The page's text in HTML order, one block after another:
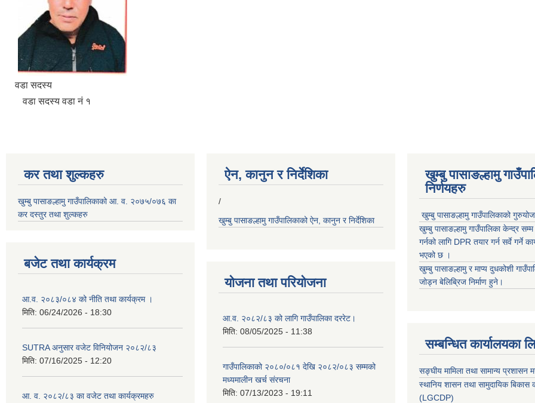
वडा सदस्य
वडा सदस्य वडा नं १
कर तथा शुल्कहरु
खुम्बु पासाङल्हामु गाउँपालिकाको आ. व. २०७५/०७६ का
कर दस्तुर तथा शुल्कहरु
बजेट तथा कार्यक्रम
आ.व. २०८३/०८४ को नीति तथा कार्यक्रम ।
मिति: 06/24/2026 - 18:30
SUTRA अनुसार वजेट विनियोजन २०८२/८३
मिति: 07/16/2025 - 12:20
आ. व. २०८२/८३ का वजेट तथा कार्यक्रमहरु
ऐन, कानुन र निर्देशिका
/
खुम्बु पासाङल्हामु गाउँपालिकाको ऐन, कानुन र निर्देशिका
योजना तथा परियोजना
आ.व. २०८२/८३ को लागि गाउँपालिका दररेट।
मिति: 08/05/2025 - 11:38
गाउँपालिकाको २०८०/०८१ देखि २०८२/०८३ सम्मको
मध्यमालीन खर्च संरचना
मिति: 07/13/2023 - 19:11
खुम्बु पासाङल्हामु
निर्णयहरु
खुम्बु पासाङल्हामु गाउँपालिकाको
खुम्बु पासाङल्हामु गाउँपालिका केन्द्र
गर्नको लागि DPR तयार गर्न सर्वे गर्ने
भएको छ ।
खुम्बु पासाङल्हामु र माप्य दुधकोशी
जोड्न बेलिब्रिज निर्माण हुने।
सम्बन्धित कार्यालयका
सङ्घीय मामिला तथा सामान्य प्रशासन
स्थानिय शासन तथा सामुदायिक बिकास
(LGCDP)